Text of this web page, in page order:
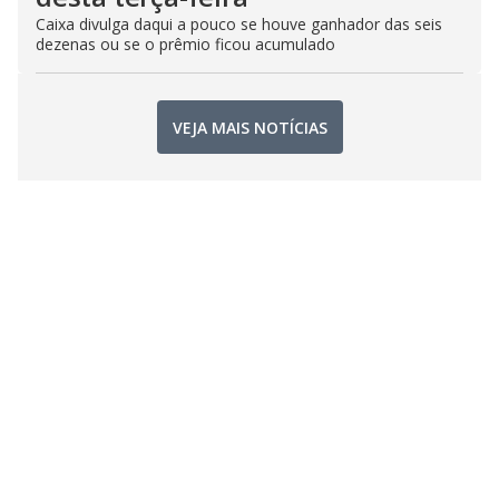
Caixa divulga daqui a pouco se houve ganhador das seis
dezenas ou se o prêmio ficou acumulado
VEJA MAIS NOTÍCIAS